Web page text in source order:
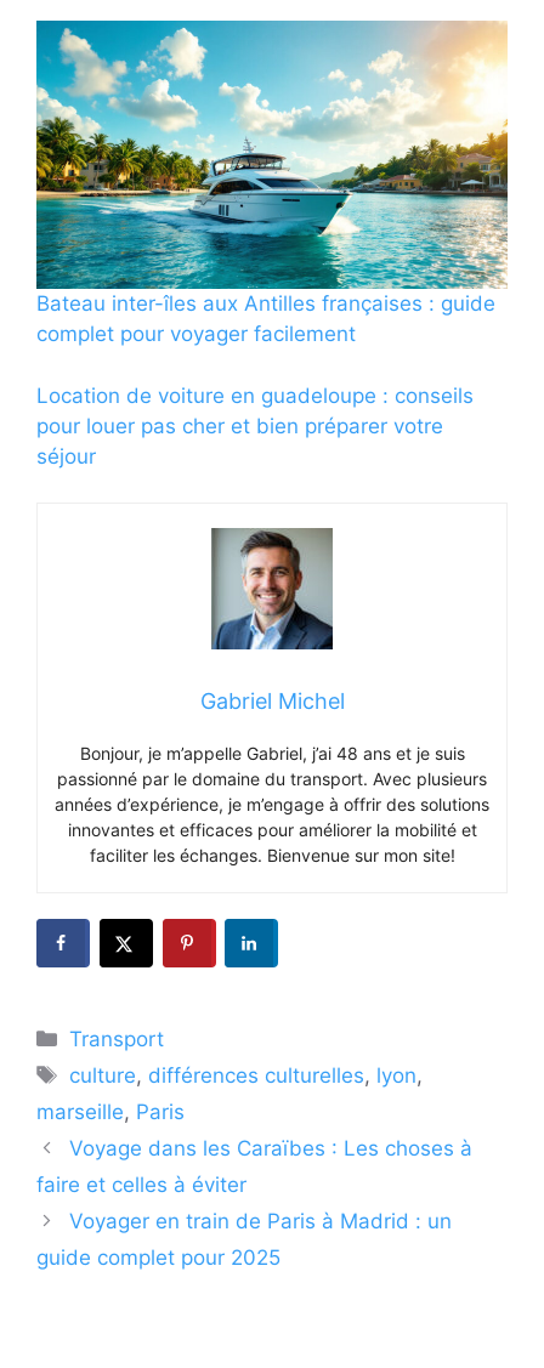
Bateau inter-îles aux Antilles françaises : guide
complet pour voyager facilement
Location de voiture en guadeloupe : conseils
pour louer pas cher et bien préparer votre
séjour
Gabriel Michel
Bonjour, je m’appelle Gabriel, j’ai 48 ans et je suis
passionné par le domaine du transport. Avec plusieurs
années d’expérience, je m’engage à offrir des solutions
innovantes et efficaces pour améliorer la mobilité et
faciliter les échanges. Bienvenue sur mon site!
Catégories
Transport
Étiquettes
culture, différences culturelles, lyon,
marseille, Paris
Voyage dans les Caraïbes : Les choses à
faire et celles à éviter
Voyager en train de Paris à Madrid : un
guide complet pour 2025